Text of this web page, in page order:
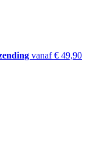
vanaf € 49,90